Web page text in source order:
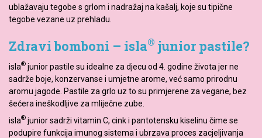
ublažavaju tegobe s grlom i nadražaj na kašalj, koje su tipične
tegobe vezane uz prehladu.
Zdravi bomboni – isla® junior pastile?
isla® junior pastile su idealne za djecu od 4. godine života jer ne
sadrže boje, konzervanse i umjetne arome, već samo prirodnu
aromu jagode. Pastile za grlo uz to su primjerene za vegane, bez
šećera ineškodljive za mliječne zube.
isla® junior sadrži vitamin C, cink i pantotensku kiselinu čime se
podupire funkcija imunog sistema i ubrzava proces zacjeljivanja